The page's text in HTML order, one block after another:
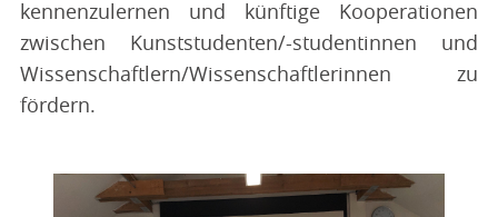
kennenzulernen und künftige Kooperationen
zwischen Kunststudenten/-studentinnen und
Wissenschaftlern/Wissenschaftlerinnen zu
fördern.